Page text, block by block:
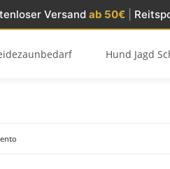
Versand ab 50€
Hund Jagd